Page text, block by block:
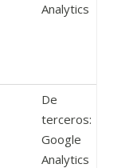
Analytics
De
terceros:
Google
Analytics